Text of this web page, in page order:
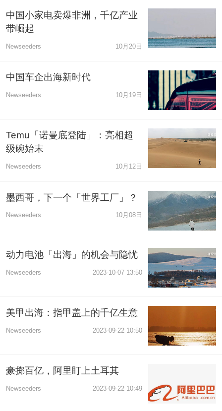
中国小家电卖爆非洲，千亿产业
带崛起
Newseeders 10月20日
中国车企出海新时代
Newseeders 10月19日
Temu「诺曼底登陆」：亮相超
级碗始末
Newseeders 10月12日
墨西哥，下一个「世界工厂」？
Newseeders 10月08日
动力电池「出海」的机会与隐忧
Newseeders 2023-10-07 13:50
美甲出海：指甲盖上的千亿生意
Newseeders 2023-09-22 10:50
豪掷百亿，阿里盯上土耳其
Newseeders 2023-09-22 10:49